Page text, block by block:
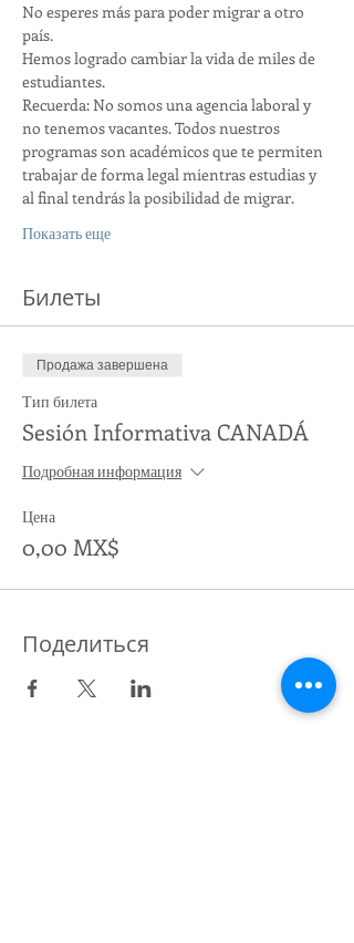
No esperes más para poder migrar a otro
país.
Hemos logrado cambiar la vida de miles de
estudiantes.
Recuerda: No somos una agencia laboral y
no tenemos vacantes. Todos nuestros
programas son académicos que te permiten
trabajar de forma legal mientras estudias y
al final tendrás la posibilidad de migrar.
Показать еще
Билеты
Продажа завершена
Тип билета
Sesión Informativa CANADÁ
Подробная информация
Цена
0,00 MX$
Поделиться